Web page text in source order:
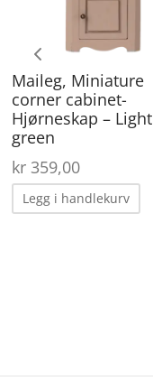
Maileg, Miniature
corner cabinet-
Hjørneskap – Light
green
kr359,00
Legg i handlekurv